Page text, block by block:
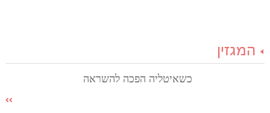
המגזין
כשאיטליה הפכה להשראה